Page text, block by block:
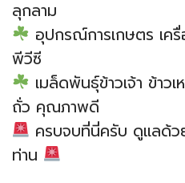
ลุกลาม
อุปกรณ์การเกษตร เค
พีวีซี
เมล็ดพันธุ์ข้าวเจ้า ข้า
ถั่ว คุณภาพดี
ครบจบที่นี่ครับ ดูแลด้ว
ท่าน